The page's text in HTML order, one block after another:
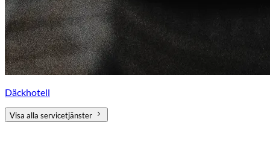
Däckhotell
Visa alla servicetjänster